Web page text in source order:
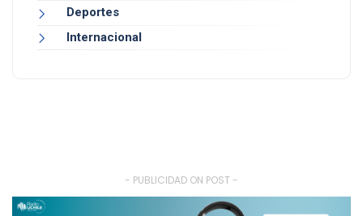
Deportes
Internacional
- PUBLICIDAD ON POST -